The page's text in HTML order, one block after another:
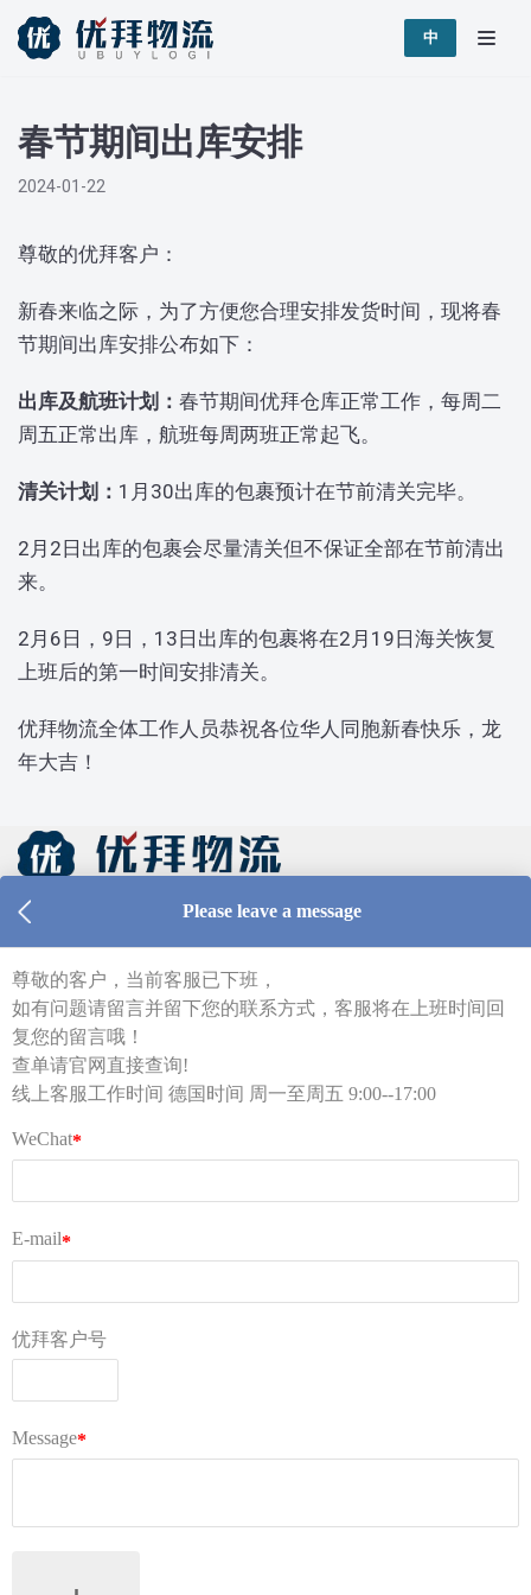
跳
至
文
中
春节期间出库安排
2024-01-22
尊敬的优拜客户：
新春来临之际，为了方便您合理安排发货时间，现将春
节期间出库安排公布如下：
出库及航班计划： 春节期间优拜仓库正常工作，每周二
周五正常出库，航班每周两班正常起飞。
清关计划： 1月30出库的包裹预计在节前清关完毕。
2月2日出库的包裹会尽量清关但不保证全部在节前清出
来。
2月6日，9日，13日出库的包裹将在2月19日海关恢复
上班后的第一时间安排清关。
优拜物流全体工作人员恭祝各位华人同胞新春快乐，龙
年大吉！
Tel：0213 1206 1981（德国仓库，只受理库内异常件
查询）
Tel：0155 6018 1888（只受理投诉）
客服部邮箱 kf@ubuylogi.com
发票请自行在网站用户中心-我的账户-账单及出口证
明下载
© 广州优拜科技有限公司
AGB